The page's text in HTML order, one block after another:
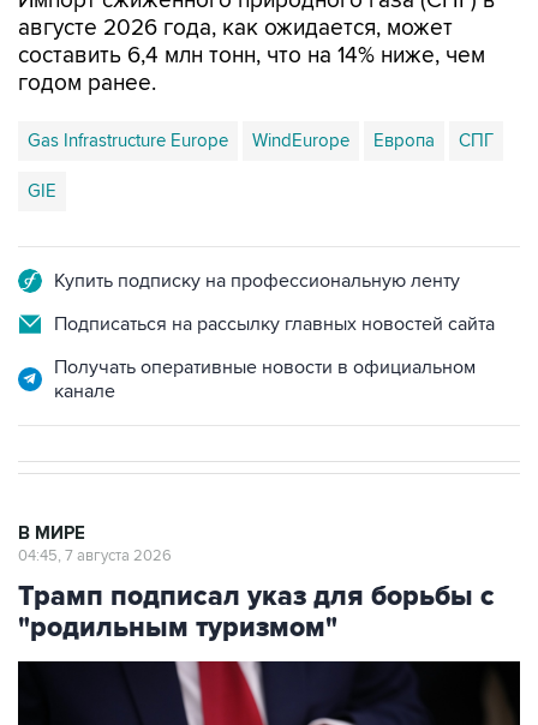
августе 2026 года, как ожидается, может
составить 6,4 млн тонн, что на 14% ниже, чем
годом ранее.
Gas Infrastructure Europe WindEurope Европа СПГ
GIE
Купить подписку на профессиональную ленту
Подписаться на рассылку главных новостей сайта
Получать оперативные новости в официальном
канале
В МИРЕ
04:45, 7 августа 2026
Трамп подписал указ для борьбы с
"родильным туризмом"